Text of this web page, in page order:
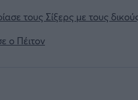
τους Σίξερς με τους
ο Πέιτον